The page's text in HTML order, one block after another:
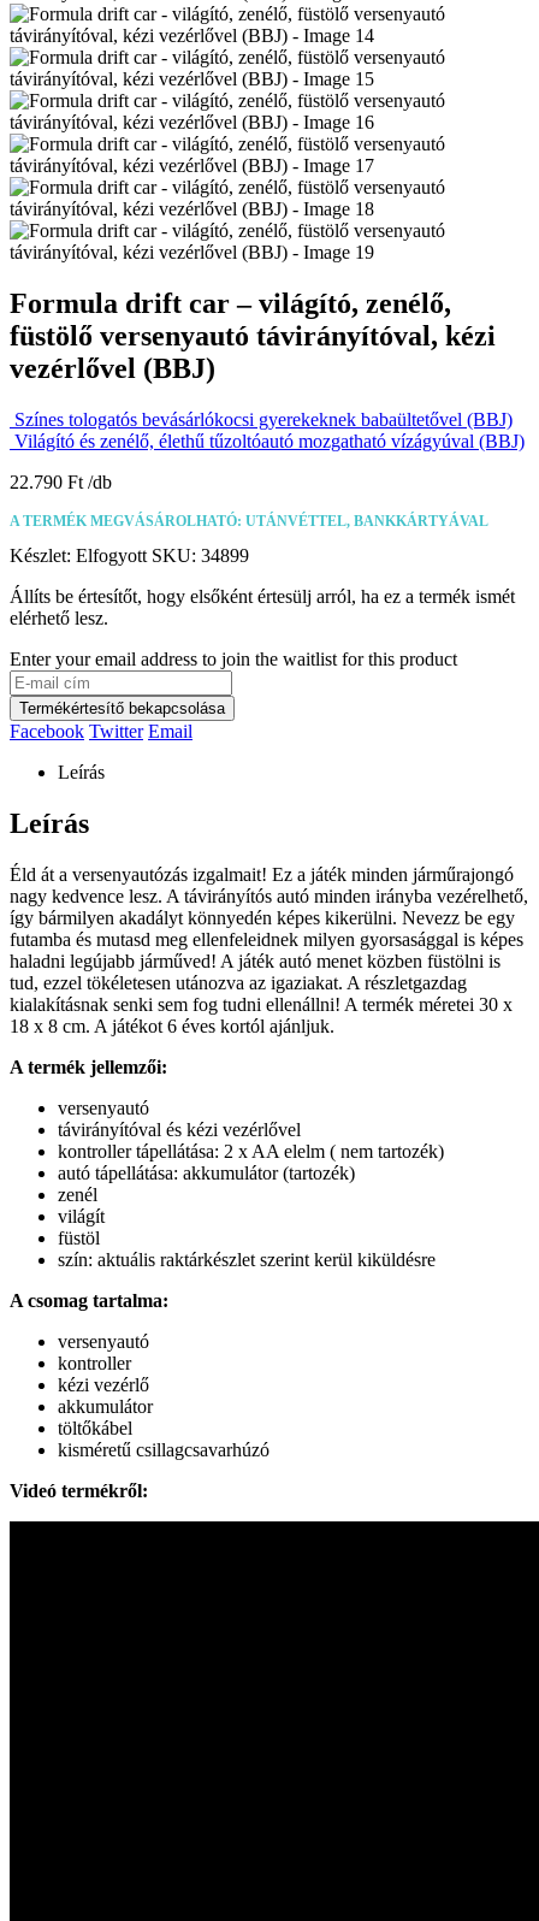
Formula drift car – világító, zenélő,
füstölő versenyautó távirányítóval, kézi
vezérlővel (BBJ)
Színes tologatós bevásárlókocsi gyerekeknek babaültetővel (BBJ)
Világító és zenélő, élethű tűzoltóautó mozgatható vízágyúval (BBJ)
22.790 Ft
A TERMÉK MEGVÁSÁROLHATÓ: UTÁNVÉTTEL, BANKKÁRTYÁVAL
Készlet: Elfogyott SKU: 34899
Állíts be értesítőt, hogy elsőként értesülj arról, ha ez a termék ismét
elérhető lesz.
Enter your email address to join the waitlist for this product
Termékértesítő bekapcsolása
Facebook Twitter Email
Leírás
Leírás
Éld át a versenyautózás izgalmait! Ez a játék minden járműrajongó
nagy kedvence lesz. A távirányítós autó minden irányba vezérelhető,
így bármilyen akadályt könnyedén képes kikerülni. Nevezz be egy
futamba és mutasd meg ellenfeleidnek milyen gyorsasággal is képes
haladni legújabb járműved! A játék autó menet közben füstölni is
tud, ezzel tökéletesen utánozva az igaziakat. A részletgazdag
kialakításnak senki sem fog tudni ellenállni! A termék méretei 30 x
18 x 8 cm. A játékot 6 éves kortól ajánljuk.
A termék jellemzői:
versenyautó
távirányítóval és kézi vezérlővel
kontroller tápellátása: 2 x AA elelm ( nem tartozék)
autó tápellátása: akkumulátor (tartozék)
zenél
világít
füstöl
szín: aktuális raktárkészlet szerint kerül kiküldésre
A csomag tartalma:
versenyautó
kontroller
kézi vezérlő
akkumulátor
töltőkábel
kisméretű csillagcsavarhúzó
Videó termékről: